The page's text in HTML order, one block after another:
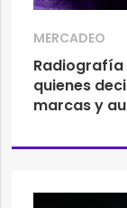
MERCADEO
Radiografía
quienes
marcas y